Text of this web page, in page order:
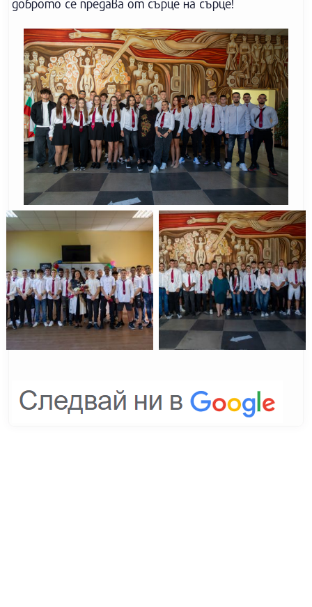
доброто се предава от сърце на сърце!